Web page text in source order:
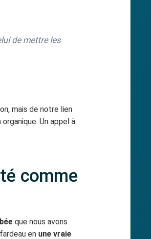
de mettre les
mais de notre lien
Un appel à
comme
que nous avons
en une vraie